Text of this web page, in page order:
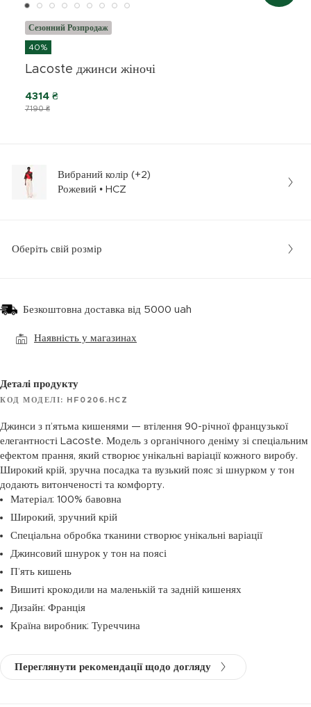
Сезонний Розпродаж
40%
Lacoste джинси жіночі
7190 ₴
4314 ₴
Вибраний колір (+2)
Рожевий • HCZ
Оберіть свій розмір
Безкоштовна доставка від 5000 uah
Наявність у магазинах
Деталі продукту
КОД МОДЕЛІ: HF0206.HCZ
Джинси з п’ятьма кишенями — втілення 90-річної французької
елегантності Lacoste. Модель з органічного деніму зі спеціальним
ефектом прання, який створює унікальні варіації кожного виробу.
Широкий крій, зручна посадка та вузький пояс зі шнурком у тон
додають витонченості та комфорту.
Матеріал: 100% бавовна
Широкий, зручний крій
Спеціальна обробка тканини створює унікальні варіації
Джинсовий шнурок у тон на поясі
П’ять кишень
Вишиті крокодили на маленькій та задній кишенях
Дизайн: Франція
Країна виробник: Туреччина
Переглянути рекомендації щодо догляду